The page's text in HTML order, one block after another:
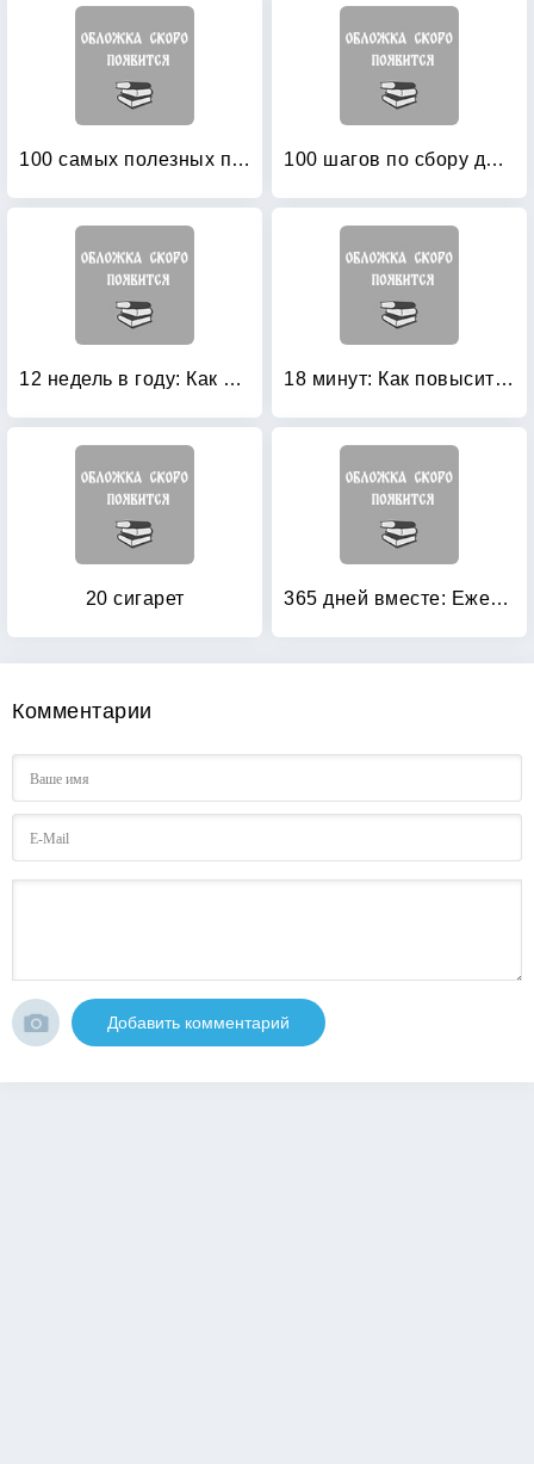
100 самых полезных продуктов 100 шагов по сбору долгов: Практическое руководство по работе с должниками
12 недель в году: Как за 12 недель сделать больше, чем другие успевают за 12 месяцев 18 минут: Как повысить концентрацию, перестать отвлекаться и сделать действительно важные дела
20 сигарет 365 дней вместе: Ежедневник для родителей
Комментарии